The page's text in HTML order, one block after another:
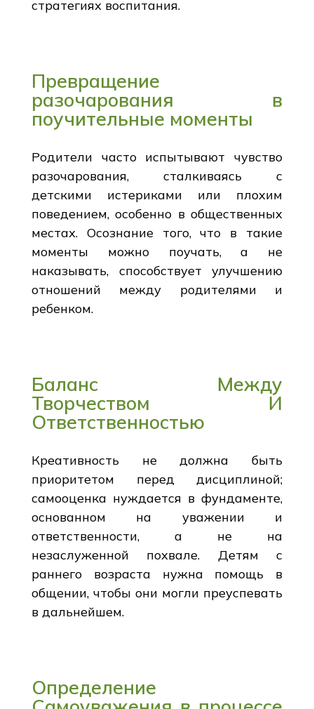
стратегиях воспитания.
Превращение
разочарования в
поучительные моменты
Родители часто испытывают чувство
разочарования, сталкиваясь с
детскими истериками или плохим
поведением, особенно в общественных
местах. Осознание того, что в такие
моменты можно поучать, а не
наказывать, способствует улучшению
отношений между родителями и
ребенком.
Баланс Между
Творчеством И
Ответственностью
Креативность не должна быть
приоритетом перед дисциплиной;
самооценка нуждается в фундаменте,
основанном на уважении и
ответственности, а не на
незаслуженной похвале. Детям с
раннего возраста нужна помощь в
общении, чтобы они могли преуспевать
в дальнейшем.
Определение